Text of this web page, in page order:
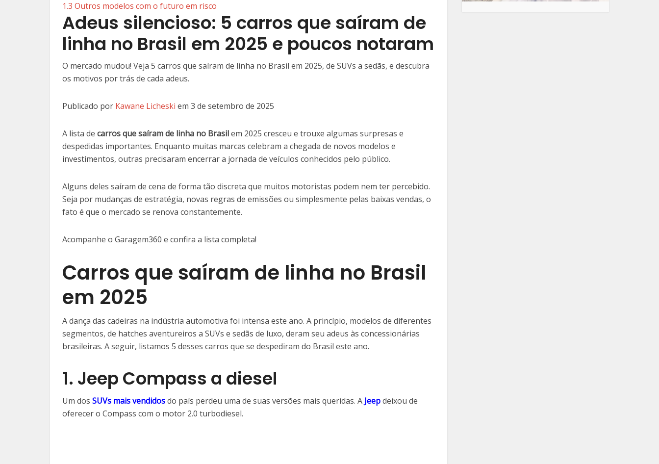
1.3 Outros modelos com o futuro em risco
Adeus silencioso: 5 carros que saíram de
linha no Brasil em 2025 e poucos notaram
O mercado mudou! Veja 5 carros que saíram de linha no Brasil em 2025, de SUVs a sedãs, e descubra
os motivos por trás de cada adeus.
Publicado por Kawane Licheski em 3 de setembro de 2025
A lista de carros que saíram de linha no Brasilem 2025 cresceu e trouxe algumas surpresas e
despedidas importantes. Enquanto muitas marcas celebram a chegada de novos modelos e
investimentos, outras precisaram encerrar a jornada de veículos conhecidos pelo público.
Alguns deles saíram de cena de forma tão discreta que muitos motoristas podem nem ter percebido.
Seja por mudanças de estratégia, novas regras de emissões ou simplesmente pelas baixas vendas, o
fato é que o mercado se renova constantemente.
Acompanhe o Garagem360 e confira a lista completa!
Carros que saíram de linha no Brasil
em 2025
A dança das cadeiras na indústria automotiva foi intensa este ano. A princípio, modelos de diferentes
segmentos, de hatches aventureiros a SUVs e sedãs de luxo, deram seu adeus às concessionárias
brasileiras. A seguir, listamos 5 desses carros que se despediram do Brasil este ano.
1. Jeep Compass a diesel
Um dos SUVs mais vendidosdo país perdeu uma de suas versões mais queridas. A Jeepdeixou de
oferecer o Compass com o motor 2.0 turbodiesel.